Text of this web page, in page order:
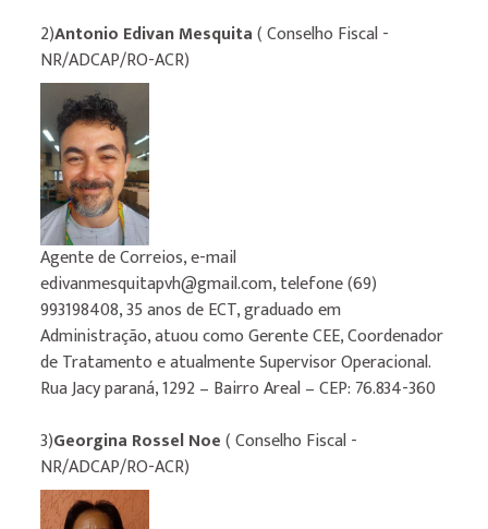
2)Antonio Edivan Mesquita( Conselho Fiscal -
NR/ADCAP/RO-ACR)
Agente de Correios, e-mail
edivanmesquitapvh@gmail.com, telefone (69)
993198408, 35 anos de ECT, graduado em
Administração, atuou como Gerente CEE, Coordenador
de Tratamento e atualmente Supervisor Operacional.
Rua Jacy paraná, 1292 – Bairro Areal – CEP: 76.834-360
3)Georgina Rossel Noe( Conselho Fiscal -
NR/ADCAP/RO-ACR)